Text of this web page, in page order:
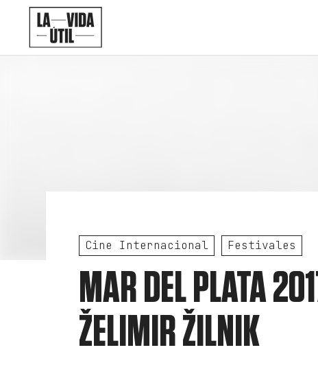
Cine Internacional Festivales
MAR DEL PLATA
ŽELIMIR ŽILNIK